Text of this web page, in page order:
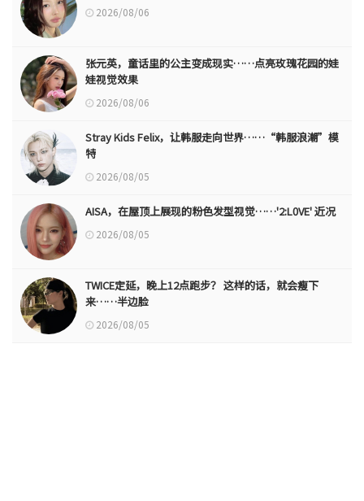
2026/08/06
张元英，童话里的公主变成现实……点亮玫瑰花园的娃
娃视觉效果
2026/08/06
Stray Kids Felix，让韩服走向世界……“韩服浪潮”模
特
2026/08/05
AISA，在屋顶上展现的粉色发型视觉……'2:L0VE' 近况
2026/08/05
TWICE定延，晚上12点跑步？ 这样的话，就会瘦下
来……半边脸
2026/08/05